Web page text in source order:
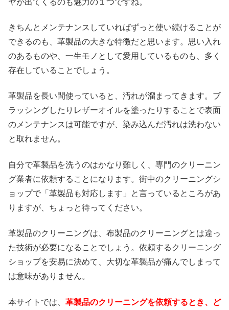
きちんとメンテナンスしていればずっと使い続けることが
できるのも、革製品の大きな特徴だと思います。思い入れ
のあるものや、一生モノとして愛用しているものも、多く
存在していることでしょう。
革製品を長い間使っていると、汚れが溜まってきます。ブ
ラッシングしたりレザーオイルを塗ったりすることで表面
のメンテナンスは可能ですが、染み込んだ汚れは洗わない
と取れません。
自分で革製品を洗うのはかなり難しく、専門のクリーニン
グ業者に依頼することになります。街中のクリーニングシ
ョップで「革製品も対応します」と言っているところがあ
りますが、ちょっと待ってください。
革製品のクリーニングは、布製品のクリーニングとは違っ
た技術が必要になることでしょう。依頼するクリーニング
ショップを安易に決めて、大切な革製品が痛んでしまって
は意味がありません。
本サイトでは、 革製品のクリーニングを依頼するとき、ど